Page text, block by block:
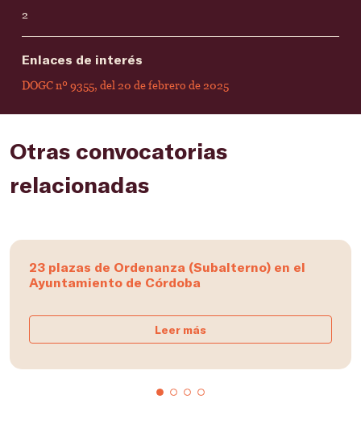
2
Enlaces de interés
DOGC nº 9355, del 20 de febrero de 2025
Otras convocatorias
relacionadas
23 plazas de Ordenanza (Subalterno) en el
Ayuntamiento de Córdoba
Leer más